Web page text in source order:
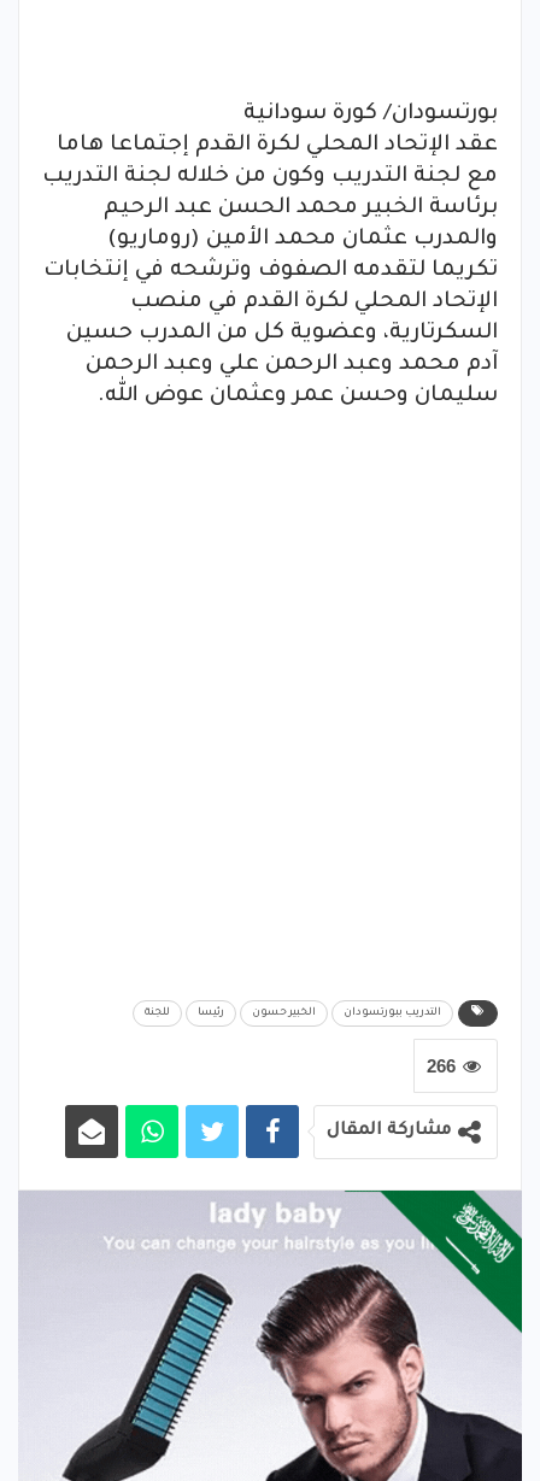
بورتسودان/ كورة سودانية
عقد الإتحاد المحلي لكرة القدم إجتماعا هاما
مع لجنة التدريب وكون من خلاله لجنة التدريب
برئاسة الخبير محمد الحسن عبد الرحيم
والمدرب عثمان محمد الأمين (روماريو)
تكريما لتقدمه الصفوف وترشحه في إنتخابات
الإتحاد المحلي لكرة القدم في منصب
السكرتارية، وعضوية كل من المدرب حسين
آدم محمد وعبد الرحمن علي وعبد الرحمن
سليمان وحسن عمر وعثمان عوض الله.
التدريب ببورتسودان الخبير حسون رئيسا للجنة
266
مشاركة المقال